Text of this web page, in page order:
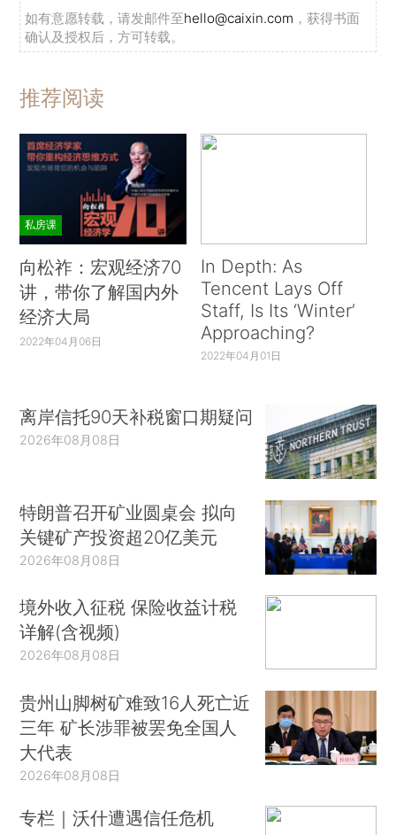
如有意愿转载，请发邮件至hello@caixin.com ，获得书面
确认及授权后，方可转载。
推荐阅读
私房课
向松祚：宏观经济70
讲，带你了解国内外
经济大局
2022年04月06日
In Depth: As
Tencent Lays Off
Staff, Is Its ‘Winter’
Approaching?
2022年04月01日
离岸信托90天补税窗口期疑问
2026年08月08日
特朗普召开矿业圆桌会 拟向
关键矿产投资超20亿美元
2026年08月08日
境外收入征税 保险收益计税
详解(含视频)
2026年08月08日
贵州山脚树矿难致16人死亡近
三年 矿长涉罪被罢免全国人
大代表
2026年08月08日
专栏｜沃什遭遇信任危机